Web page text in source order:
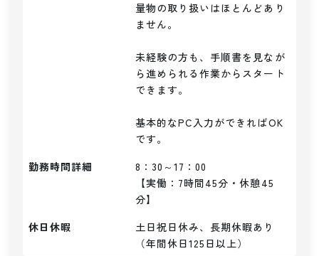
量物の取り扱いはほとんどあり
ません。
未経験の方も、手順書を見なが
ら進められる作業からスタート
できます。
基本的なPC入力ができればOK
勤務時間詳細
8：30～17：00
【実働：7時間45分・休憩45
分】
休日休暇
土日祝日休み、長期休暇あり
（年間休日125日以上）